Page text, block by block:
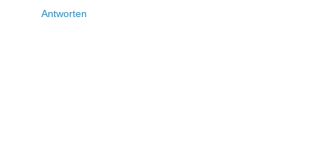
Antworten